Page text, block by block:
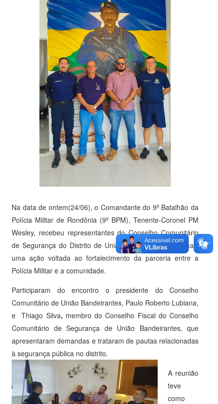
Na data de ontem(24/06), o Comandante do 9º Batalhão da
Polícia Militar de Rondônia (9º BPM), Tenente-Coronel PM
Wesley, recebeu representantes do Conselho Comunitário
de Segurança do Distrito de União Bandeirantes, em mais
uma ação voltada ao fortalecimento da parceria entre a
Polícia Militar e a comunidade.
Participaram do encontro o presidente do Conselho
Comunitário de União Bandeirantes, Paulo Roberto Lubiana,
e Thiago Silva, membro do Conselho Fiscal do Conselho
Comunitário de Segurança de União Bandeirantes, que
apresentaram demandas e trataram de pautas relacionadas
à segurança pública no distrito.
A reunião
teve
como